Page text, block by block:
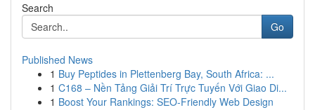
Search
Go
Published News
1 Buy Peptides in Plettenberg Bay, South Africa: ...
1 C168 – Nền Tảng Giải Trí Trực Tuyến Với Giao Di...
1 Boost Your Rankings: SEO-Friendly Web Design